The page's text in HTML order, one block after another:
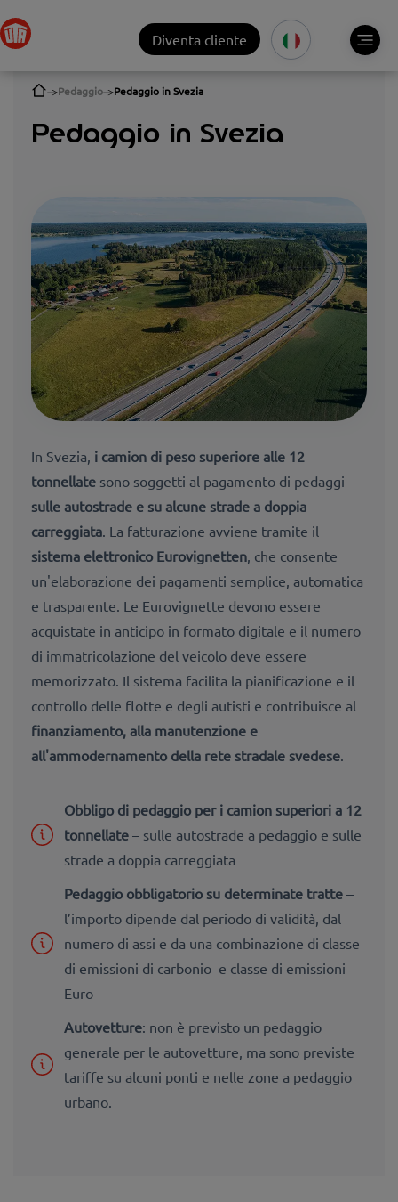
Diventa cliente
Pedaggio Pedaggio in Svezia
Pedaggio in Svezia
In Svezia, i camion di peso superiore alle 12
tonnellate sono soggetti al pagamento di pedaggi
sulle autostrade e su alcune strade a doppia
carreggiata. La fatturazione avviene tramite il
sistema elettronico Eurovignetten, che consente
un'elaborazione dei pagamenti semplice, automatica
e trasparente. Le Eurovignette devono essere
acquistate in anticipo in formato digitale e il numero
di immatricolazione del veicolo deve essere
memorizzato. Il sistema facilita la pianificazione e il
controllo delle flotte e degli autisti e contribuisce al
finanziamento, alla manutenzione e
all'ammodernamento della rete stradale svedese.
Obbligo di pedaggio per i camion superiori a 12
tonnellate – sulle autostrade a pedaggio e sulle
strade a doppia carreggiata
Pedaggio obbligatorio su determinate tratte –
l’importo dipende dal periodo di validità, dal
numero di assi e da una combinazione di classe
di emissioni di carbonio e classe di emissioni
Euro
Autovetture: non è previsto un pedaggio
generale per le autovetture, ma sono previste
tariffe su alcuni ponti e nelle zone a pedaggio
urbano.